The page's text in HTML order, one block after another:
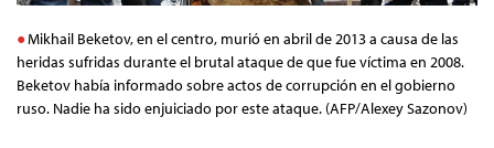
Mikhail Beketov, en el centro, murió en abril de 2013 a causa de las
heridas sufridas durante el brutal ataque de que fue víctima en 2008.
Beketov había informado sobre actos de corrupción en el gobierno
ruso. Nadie ha sido enjuiciado por este ataque. (AFP/Alexey Sazonov)